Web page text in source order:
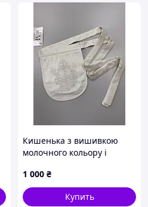
Кишенька з вишивкою
молочного кольору і
1 000 ₴
Купить